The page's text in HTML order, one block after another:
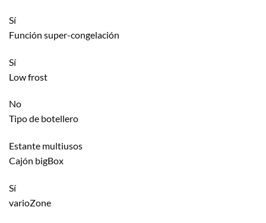
Sí
Función super-congelación
Sí
Low frost
No
Tipo de botellero
Estante multiusos
Cajón bigBox
Sí
varioZone